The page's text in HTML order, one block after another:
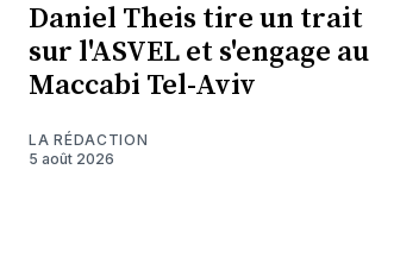
Daniel Theis tire un trait
sur l'ASVEL et s'engage au
Maccabi Tel-Aviv
LA RÉDACTION
5 août 2026